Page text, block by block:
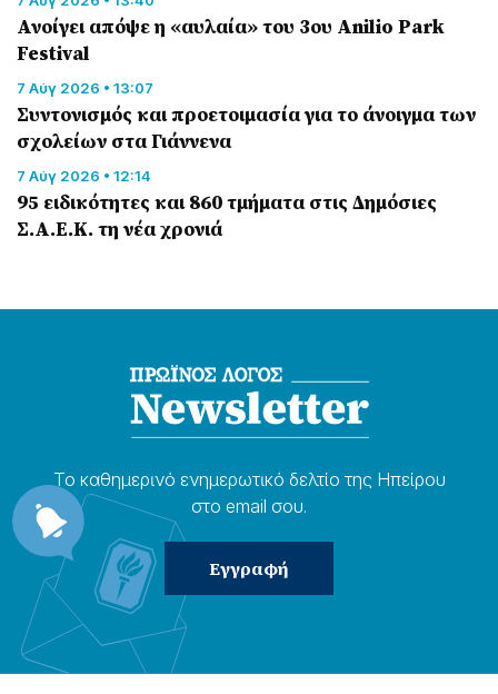
Ανοίγει απόψε η «αυλαία» του 3ου Anilio Park
Festival
7 Αύγ 2026 • 13:07
Συντονισμός και προετοιμασία για το άνοιγμα των
σχολείων στα Γιάννενα
7 Αύγ 2026 • 12:14
95 ειδικότητες και 860 τμήματα στις Δημόσιες
Σ.Α.Ε.Κ. τη νέα χρονιά
Το καθημερɩνό ενημερωτɩκό δελτίο της Ηπείρου
στο email σου.